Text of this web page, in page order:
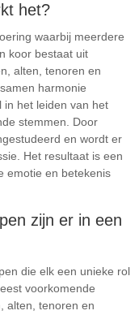
het?
waarbij meerdere
koor bestaat uit
alten, tenoren en
harmonie
in het leiden van het
stemmen. Door
en wordt er
Het resultaat is een
emotie en betekenis
zijn er in een
die elk een unieke rol
voorkomende
alten, tenoren en